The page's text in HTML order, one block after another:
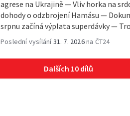
agrese na Ukrajině — Vliv horka na
dohody o odzbrojení Hamásu —
srpnu začíná výplata superdávky —
Poslední vysílání31. 7. 2026na ČT24
Dalších 10 dílů